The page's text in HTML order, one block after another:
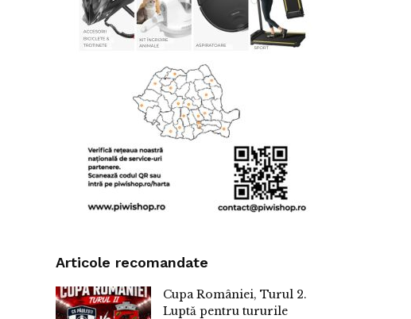
Articole recomandate
Cupa României, Turul 2.
Luptă pentru tururile